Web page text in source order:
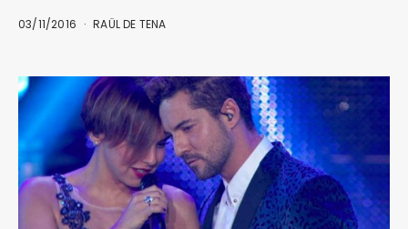
03/11/2016 RAÜL DE TENA